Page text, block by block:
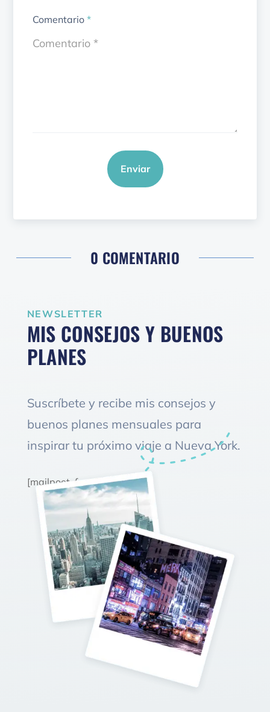
Comentario*
Enviar
0 COMENTARIO
NEWSLETTER
MIS CONSEJOS Y BUENOS
PLANES
Suscríbete y recibe mis consejos y
buenos planes mensuales para
inspirar tu próximo viaje a Nueva York.
[mailpoet_form id="1"]